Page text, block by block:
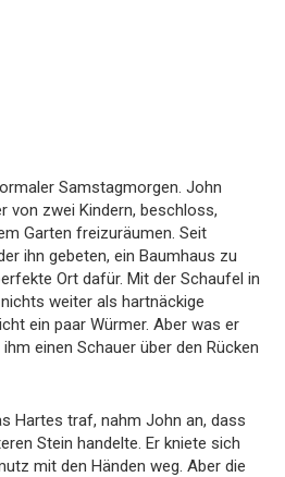
Samstagmorgen. John
von zwei Kindern, beschloss,
Garten freizuräumen. Seit
ihn gebeten, ein Baumhaus zu
Ort dafür. Mit der Schaufel in
weiter als hartnäckige
ein paar Würmer. Aber was er
einen Schauer über den Rücken
Hartes traf, nahm John an, dass
Stein handelte. Er kniete sich
mit den Händen weg. Aber die